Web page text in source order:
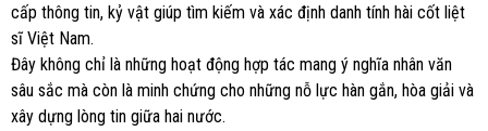
cấp thông tin, kỷ vật giúp tìm kiếm và xác định danh tính hài cốt liệt
sĩ Việt Nam.
Đây không chỉ là những hoạt động hợp tác mang ý nghĩa nhân văn
sâu sắc mà còn là minh chứng cho những nỗ lực hàn gắn, hòa giải và
xây dựng lòng tin giữa hai nước.